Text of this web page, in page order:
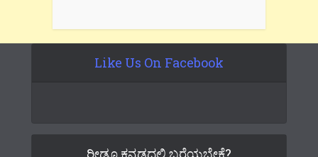
Like Us On Facebook
ರೀಡೂ ಕನ್ನಡದಲ್ಲಿ ಬರೆಯಬೇಕೆ?